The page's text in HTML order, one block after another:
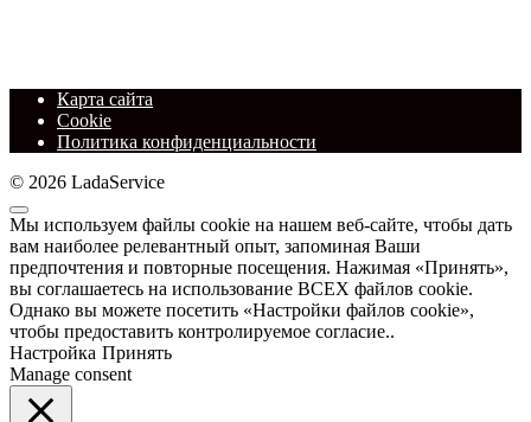
Карта сайта
Cookie
Политика конфиденциальности
© 2026 LadaService
Мы используем файлы cookie на нашем веб-сайте, чтобы дать
вам наиболее релевантный опыт, запоминая Ваши
предпочтения и повторные посещения. Нажимая «Принять»,
вы соглашаетесь на использование ВСЕХ файлов cookie.
Однако вы можете посетить «Настройки файлов cookie»,
чтобы предоставить контролируемое согласие..
Настройка Принять
Manage consent